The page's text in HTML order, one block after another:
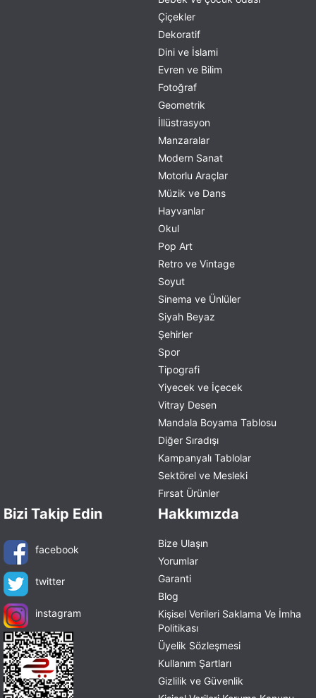
Çiçekler
Dekoratif
Dini ve İslami
Evren ve Bilim
Fotoğraf
Geometrik
İllüstrasyon
Manzaralar
Modern Sanat
Motorlu Araçlar
Müzik ve Dans
Hayvanlar
Okul
Pop Art
Retro ve Vintage
Soyut
Sinema ve Ünlüler
Siyah Beyaz
Şehirler
Spor
Tipografi
Yiyecek ve İçecek
Vitray Desen
Mandala Boyama Tablosu
Diğer Sıradışı
Kampanyalı Tablolar
Sektörel ve Mesleki
Fırsat Ürünler
Bizi Takip Edin
facebook
twitter
instagram
Hakkımızda
Bize Ulaşın
Yorumlar
Garanti
Blog
Kişisel Verileri Saklama Ve İmha
Politikası
Üyelik Sözleşmesi
Kullanım Şartları
Gizlilik ve Güvenlik